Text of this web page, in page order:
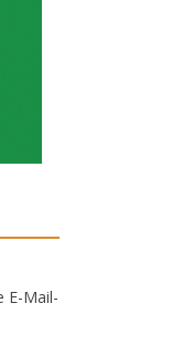
E-Mail-